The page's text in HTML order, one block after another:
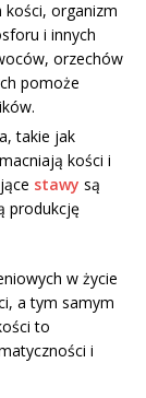
kości, organizm
i innych
orzechów
pomoże
takie jak
kości i
stawy są
produkcję
w życie
a tym samym
to
i